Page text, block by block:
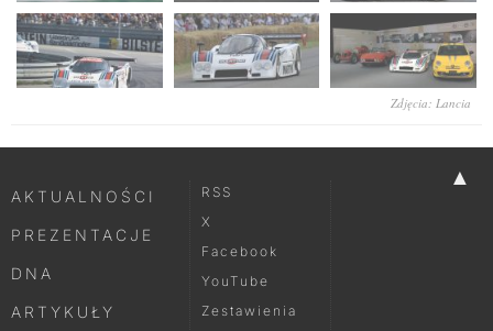
Zdjęcia: Lancia
▲
AKTUALNOŚCI
PREZENTACJE
DNA
ARTYKUŁY
RSS
X
Facebook
YouTube
Zestawienia